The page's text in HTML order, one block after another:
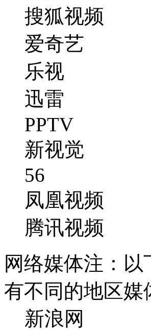
搜狐视频
爱奇艺
乐视
迅雷
PPTV
新视觉
56
凤凰视频
腾讯视频
网络媒体注：以
有不同的地区媒
新浪网